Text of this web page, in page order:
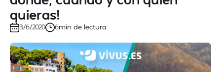
quieras!
3/6/2020 6min de lectura